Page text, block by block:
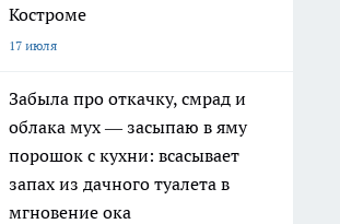
Костроме
17 июля
Забыла про откачку, смрад и
облака мух — засыпаю в яму
порошок с кухни: всасывает
запах из дачного туалета в
мгновение ока